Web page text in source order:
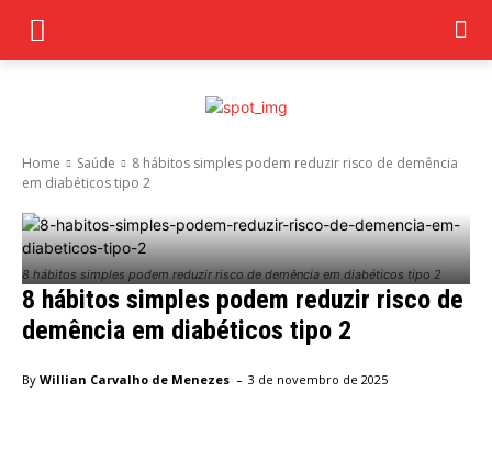
Home Saúde
8 hábitos simples podem reduzir risco de demência
em diabéticos tipo 2
8 hábitos simples podem reduzir risco de demência em diabéticos tipo 2
8 hábitos simples podem reduzir risco de
demência em diabéticos tipo 2
By Willian Carvalho de Menezes - 3 de novembro de 2025